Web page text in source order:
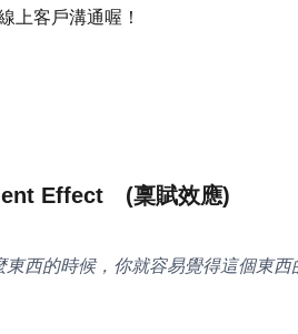
上客戶溝通喔！
Effect (稟賦效應)
東西的時候，你就容易覺得這個東